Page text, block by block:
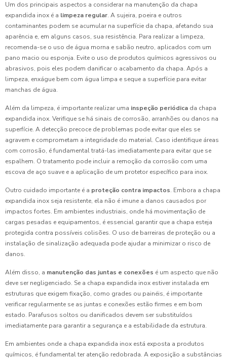
Um dos principais aspectos a considerar na manutenção da chapa
expandida inox é a limpeza regular. A sujeira, poeira e outros
contaminantes podem se acumular na superfície da chapa, afetando sua
aparência e, em alguns casos, sua resistência. Para realizar a limpeza,
recomenda-se o uso de água morna e sabão neutro, aplicados com um
pano macio ou esponja. Evite o uso de produtos químicos agressivos ou
abrasivos, pois eles podem danificar o acabamento da chapa. Após a
limpeza, enxágue bem com água limpa e seque a superfície para evitar
manchas de água.
Além da limpeza, é importante realizar uma inspeção periódica da chapa
expandida inox. Verifique se há sinais de corrosão, arranhões ou danos na
superfície. A detecção precoce de problemas pode evitar que eles se
agravem e comprometam a integridade do material. Caso identifique áreas
com corrosão, é fundamental tratá-las imediatamente para evitar que se
espalhem. O tratamento pode incluir a remoção da corrosão com uma
escova de aço suave e a aplicação de um protetor específico para inox.
Outro cuidado importante é a proteção contra impactos. Embora a chapa
expandida inox seja resistente, ela não é imune a danos causados por
impactos fortes. Em ambientes industriais, onde há movimentação de
cargas pesadas e equipamentos, é essencial garantir que a chapa esteja
protegida contra possíveis colisões. O uso de barreiras de proteção ou a
instalação de sinalização adequada pode ajudar a minimizar o risco de
danos.
Além disso, a manutenção das juntas e conexões é um aspecto que não
deve ser negligenciado. Se a chapa expandida inox estiver instalada em
estruturas que exigem fixação, como grades ou painéis, é importante
verificar regularmente se as juntas e conexões estão firmes e em bom
estado. Parafusos soltos ou danificados devem ser substituídos
imediatamente para garantir a segurança e a estabilidade da estrutura.
Em ambientes onde a chapa expandida inox está exposta a produtos
químicos, é fundamental ter atenção redobrada. A exposição a substâncias